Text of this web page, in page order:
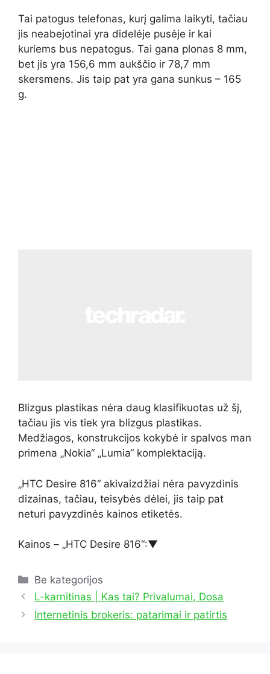
Tai patogus telefonas, kurį galima laikyti, tačiau
jis neabejotinai yra didelėje pusėje ir kai
kuriems bus nepatogus. Tai gana plonas 8 mm,
bet jis yra 156,6 mm aukščio ir 78,7 mm
skersmens. Jis taip pat yra gana sunkus – 165
g.
Blizgus plastikas nėra daug klasifikuotas už šį,
tačiau jis vis tiek yra blizgus plastikas.
Medžiagos, konstrukcijos kokybė ir spalvos man
primena „Nokia“ „Lumia“ komplektaciją.
„HTC Desire 816“ akivaizdžiai nėra pavyzdinis
dizainas, tačiau, teisybės dėlei, jis taip pat
neturi pavyzdinės kainos etiketės.
Kainos – „HTC Desire 816“:▼
Kategorijos
Be kategorijos
L-karnitinas | Kas tai? Privalumai, Dosa
Internetinis brokeris: patarimai ir patirtis